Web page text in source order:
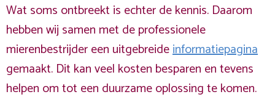
Wat soms ontbreekt is echter de kennis. Daarom
hebben wij samen met de professionele
mierenbestrijder een uitgebreideinformatiepagina
gemaakt. Dit kan veel kosten besparen en tevens
helpen om tot een duurzame oplossing te komen.